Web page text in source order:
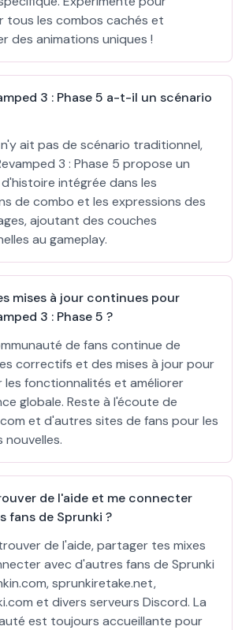
tous les combos cachés et
des animations uniques !
3 : Phase 5 a-t-il un scénario
n'y ait pas de scénario traditionnel,
3 : Phase 5 propose un
d'histoire intégrée dans les
de combo et les expressions des
ajoutant des couches
au gameplay.
mises à jour continues pour
3 : Phase 5 ?
de fans continue de
correctifs et des mises à jour pour
les fonctionnalités et améliorer
globale. Reste à l'écoute de
et d'autres sites de fans pour les
nouvelles.
de l'aide et me connecter
fans de Sprunki ?
de l'aide, partager tes mixes
avec d'autres fans de Sprunki
sprunkiretake.net,
et divers serveurs Discord. La
est toujours accueillante pour